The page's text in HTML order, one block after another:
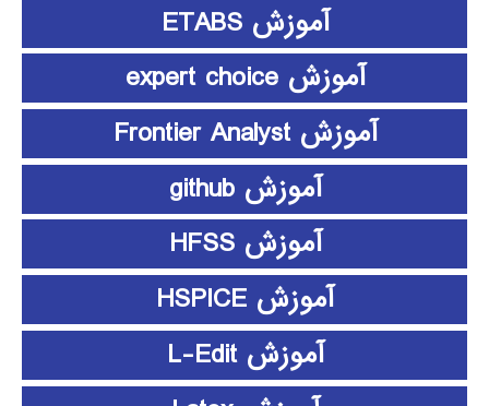
آموزش ETABS
آموزش expert choice
آموزش Frontier Analyst
آموزش github
آموزش HFSS
آموزش HSPICE
آموزش L-Edit